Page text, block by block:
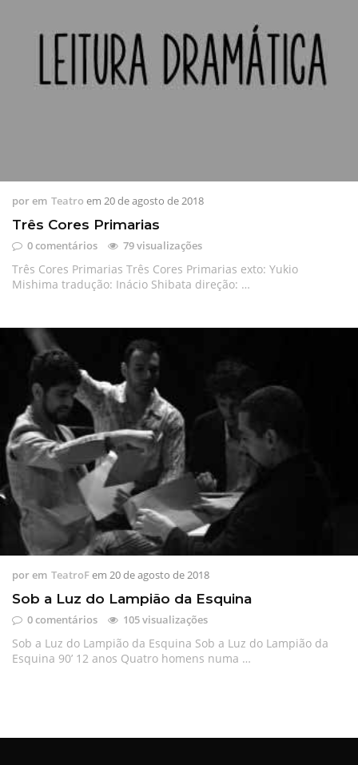
porem Teatro em 20 de agosto de 2018
Três Cores Primarias
0 comentários 79 visualizações
Três Cores Primarias Três Cores Primarias exto: Yukio
Mishima tradução: Inácio Shibata direção: …
porem TeatroFem 20 de agosto de 2018
Sob a Luz do Lampião da Esquina
0 comentários 105 visualizações
Sob a Luz do Lampião da Esquina Sob a Luz do Lampião da
Esquina 90’ 12 anos Quatro homens numa …